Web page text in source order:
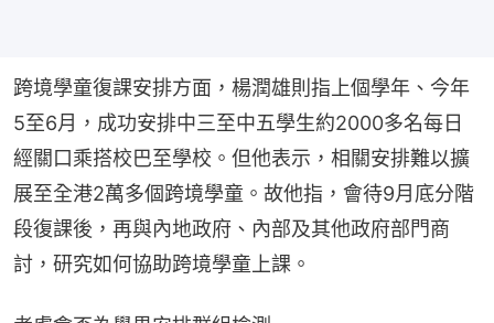
跨境學童復課安排方面，楊潤雄則指上個學年、今年
5至6月，成功安排中三至中五學生約2000多名每日
經關口乘搭校巴至學校。但他表示，相關安排難以擴
展至全港2萬多個跨境學童。故他指，會待9月底分階
段復課後，再與內地政府、內部及其他政府部門商
討，研究如何協助跨境學童上課。